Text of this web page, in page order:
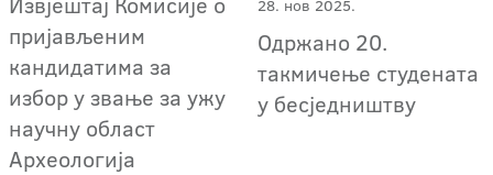
пријављеним
кандидатима за
избор у звање за ужу
научну област
Археологија
28. нов 2025.
Одржано 20.
такмичење студената
у бесједништву